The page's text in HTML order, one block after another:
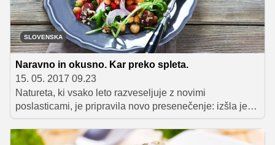
izkušenih kuharskih mojstrov in stilistov, zaradi katerih
bo vaša hrana ne le okusna, ampak tudi popolnega
videza.
SLOVENSKA
Naravno in okusno. Kar preko spleta.
15. 05. 2017 09.23
Natureta, ki vsako leto razveseljuje z novimi
poslasticami, je pripravila novo presenečenje: izšla je
prva številka e-revije z naslovom Naravno&Okusno.